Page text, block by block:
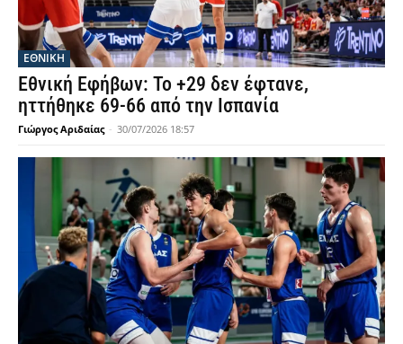
ΕΘΝΙΚΉ
Εθνική Εφήβων: Το +29 δεν έφτανε,
ηττήθηκε 69-66 από την Ισπανία
Γιώργος Αριδαίας - 30/07/2026 18:57